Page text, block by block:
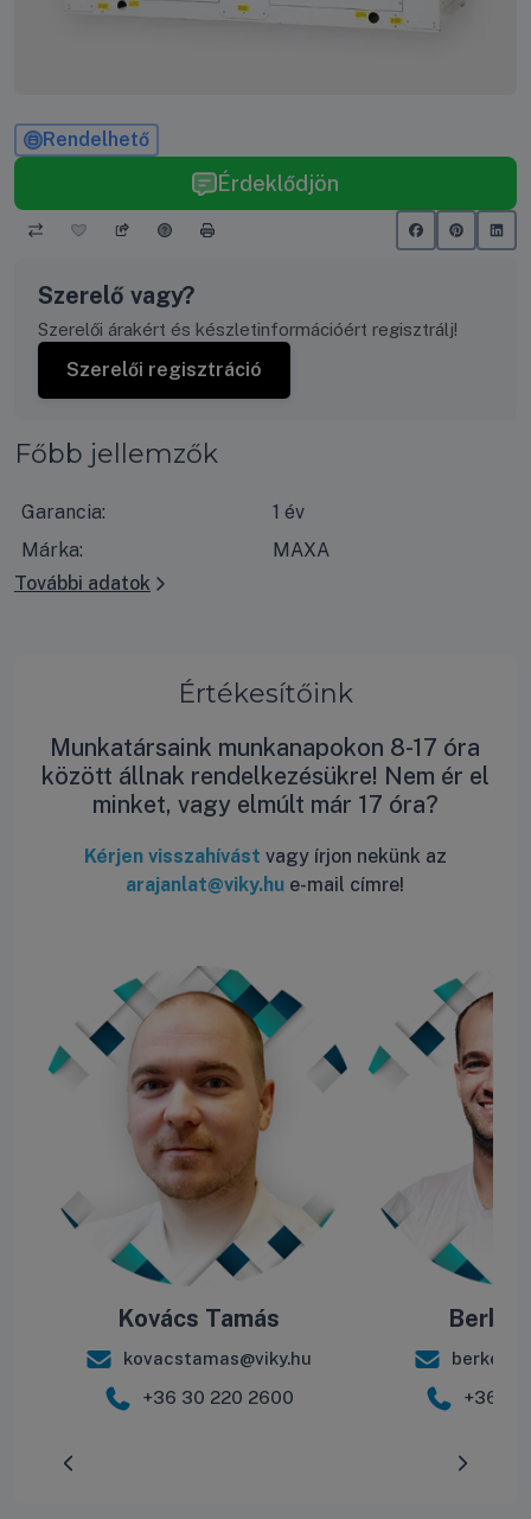
Rendelhető
Érdeklődjön
Szerelő vagy?
Szerelői árakért és készletinformációért regisztrálj!
Szerelői regisztráció
Főbb jellemzők
Garancia:
1 év
Márka:
MAXA
További adatok
Értékesítőink
Munkatársaink munkanapokon 8-17 óra
között állnak rendelkezésükre! Nem ér el
minket, vagy elmúlt már 17 óra?
Kérjen visszahívást vagy írjon nekünk az
arajanlat@viky.hu e-mail címre!
Kovács Tamás
kovacstamas@viky.hu
+36 30 220 2600
Berke
+36 30